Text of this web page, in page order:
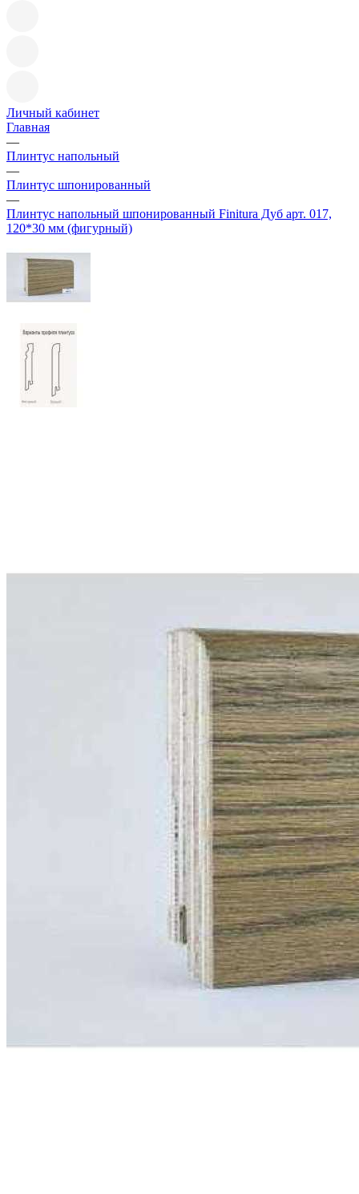
Личный кабинет
Главная
—
Плинтус напольный
—
Плинтус шпонированный
—
Плинтус напольный шпонированный Finitura Дуб арт. 017,
120*30 мм (фигурный)